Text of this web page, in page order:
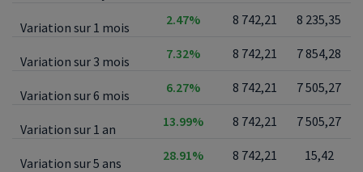
Variation sur 1 mois 2.47% 8 742,21 8 235,35
Variation sur 3 mois 7.32% 8 742,21 7 854,28
Variation sur 6 mois 6.27% 8 742,21 7 505,27
Variation sur 1 an 13.99% 8 742,21 7 505,27
Variation sur 5 ans 28.91% 8 742,21 15,42